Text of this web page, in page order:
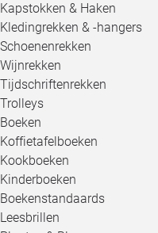
Kapstokken & Haken
Kledingrekken & -hangers
Schoenenrekken
Wijnrekken
Tijdschriftenrekken
Trolleys
Boeken
Koffietafelboeken
Kookboeken
Kinderboeken
Boekenstandaards
Leesbrillen